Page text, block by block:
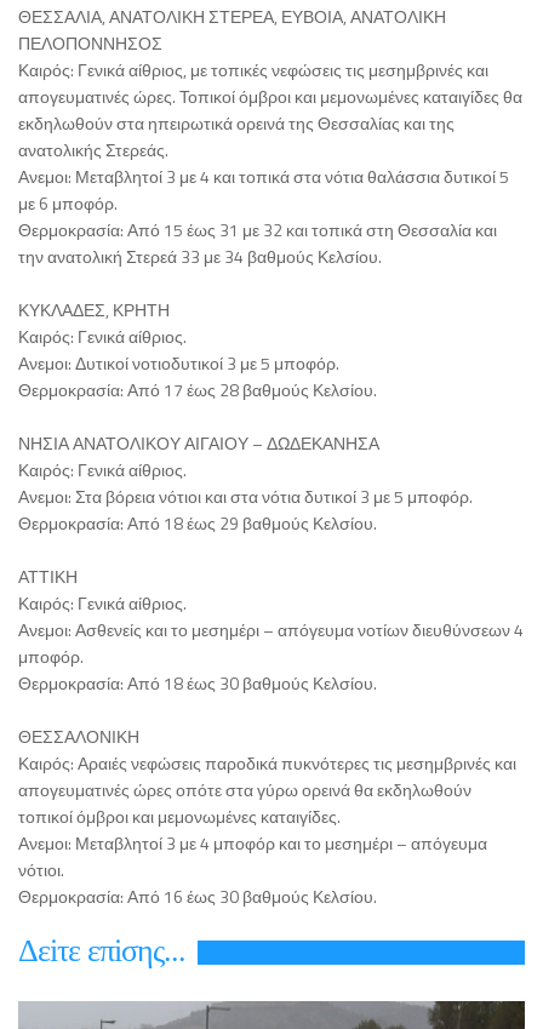
ΘΕΣΣΑΛΙΑ, ΑΝΑΤΟΛΙΚΗ ΣΤΕΡΕΑ, ΕΥΒΟΙΑ, ΑΝΑΤΟΛΙΚΗ
ΠΕΛΟΠΟΝΝΗΣΟΣ
Καιρός: Γενικά αίθριος, με τοπικές νεφώσεις τις μεσημβρινές και
απογευματινές ώρες. Τοπικοί όμβροι και μεμονωμένες καταιγίδες θα
εκδηλωθούν στα ηπειρωτικά ορεινά της Θεσσαλίας και της
ανατολικής Στερεάς.
Ανεμοι: Μεταβλητοί 3 με 4 και τοπικά στα νότια θαλάσσια δυτικοί 5
με 6 μποφόρ.
Θερμοκρασία: Από 15 έως 31 με 32 και τοπικά στη Θεσσαλία και
την ανατολική Στερεά 33 με 34 βαθμούς Κελσίου.
ΚΥΚΛΑΔΕΣ, ΚΡΗΤΗ
Καιρός: Γενικά αίθριος.
Ανεμοι: Δυτικοί νοτιοδυτικοί 3 με 5 μποφόρ.
Θερμοκρασία: Από 17 έως 28 βαθμούς Κελσίου.
ΝΗΣΙΑ ΑΝΑΤΟΛΙΚΟΥ ΑΙΓΑΙΟΥ – ΔΩΔΕΚΑΝΗΣΑ
Καιρός: Γενικά αίθριος.
Ανεμοι: Στα βόρεια νότιοι και στα νότια δυτικοί 3 με 5 μποφόρ.
Θερμοκρασία: Από 18 έως 29 βαθμούς Κελσίου.
ΑΤΤΙΚΗ
Καιρός: Γενικά αίθριος.
Ανεμοι: Ασθενείς και το μεσημέρι – απόγευμα νοτίων διευθύνσεων 4
μποφόρ.
Θερμοκρασία: Από 18 έως 30 βαθμούς Κελσίου.
ΘΕΣΣΑΛΟΝΙΚΗ
Καιρός: Αραιές νεφώσεις παροδικά πυκνότερες τις μεσημβρινές και
απογευματινές ώρες οπότε στα γύρω ορεινά θα εκδηλωθούν
τοπικοί όμβροι και μεμονωμένες καταιγίδες.
Ανεμοι: Μεταβλητοί 3 με 4 μποφόρ και το μεσημέρι – απόγευμα
νότιοι.
Θερμοκρασία: Από 16 έως 30 βαθμούς Κελσίου.
Δεiτε επiσης...